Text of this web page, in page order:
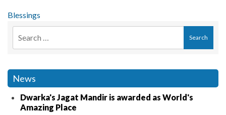
Blessings
News
Dwarka's Jagat Mandir is awarded as World's
Amazing Place